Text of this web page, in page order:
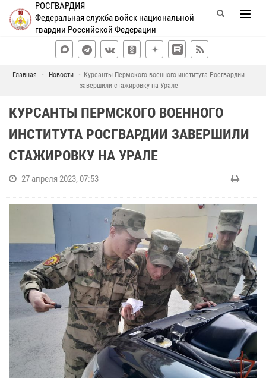
РОСГВАРДИЯ
Федеральная служба войск национальной
гвардии Российской Федерации
Главная Новости
Курсанты Пермского военного института Росгвардии
завершили стажировку на Урале
КУРСАНТЫ ПЕРМСКОГО ВОЕННОГО
ИНСТИТУТА РОСГВАРДИИ ЗАВЕРШИЛИ
СТАЖИРОВКУ НА УРАЛЕ
27 апреля 2023, 07:53